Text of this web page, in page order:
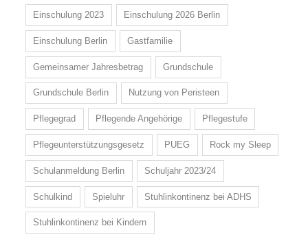
Einschulung 2023 Einschulung 2026 Berlin
Einschulung Berlin Gastfamilie
Gemeinsamer Jahresbetrag Grundschule
Grundschule Berlin Nutzung von Peristeen
Pflegegrad Pflegende Angehörige Pflegestufe
Pflegeunterstützungsgesetz PUEG Rock my Sleep
Schulanmeldung Berlin Schuljahr 2023/24
Schulkind Spieluhr Stuhlinkontinenz bei ADHS
Stuhlinkontinenz bei Kindern